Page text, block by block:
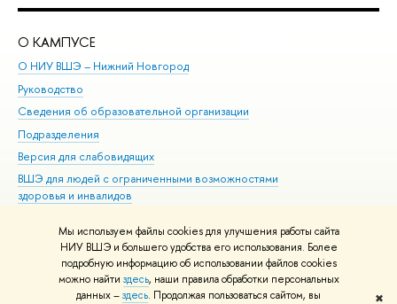
Мы используем файлы cookies для улучшения работы сайта
НИУ ВШЭ и большего удобства его использования. Более
подробную информацию об использовании файлов cookies
можно найти здесь, наши правила обработки персональных
данных –здесь. Продолжая пользоваться сайтом, вы ✖
О КАМПУСЕ
О НИУ ВШЭ – Нижний Новгород
Руководство
Сведения об образовательной организации
Подразделения
Версия для слабовидящих
ВШЭ для людей с ограниченными возможностями
здоровья и инвалидов